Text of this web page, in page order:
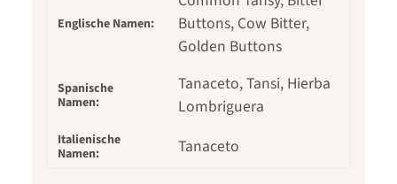
Englische Namen:
Buttons, Cow Bitter,
Golden Buttons
Spanische
Namen:
Tanaceto, Tansi, Hierba
Lombriguera
Italienische
Namen:
Tanaceto